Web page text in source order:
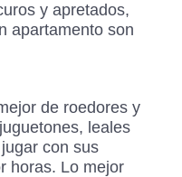
y apretados,
apartamento son
de roedores y
leales
con sus
horas. Lo mejor